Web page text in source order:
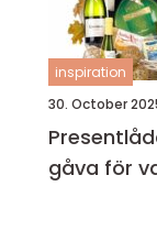
inspiration
30. October
gåva för